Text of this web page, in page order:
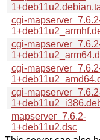
cgi-
cgi-
cgi-
cgi-
mapserver_7.6.2-
1+deb11u2.dsc